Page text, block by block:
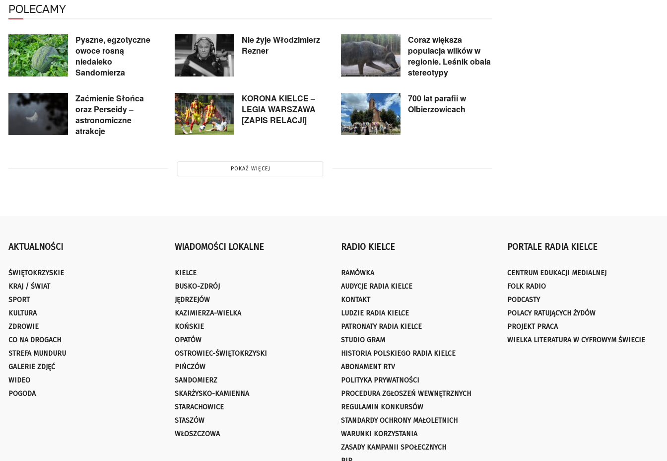
POLECAMY
Pyszne, egzotyczne
owoce rosną
niedaleko
Sandomierza
Nie żyje Włodzimierz
Rezner
Coraz większa
populacja wilków w
regionie. Leśnik obala
stereotypy
Zaćmienie Słońca
oraz Perseidy –
astronomiczne
atrakcje
KORONA KIELCE –
LEGIA WARSZAWA
[ZAPIS RELACJI]
700 lat parafii w
Olbierzowicach
POKAŻ WIĘCEJ
AKTUALNOŚCI
ŚWIĘTOKRZYSKIE
KRAJ / ŚWIAT
SPORT
KULTURA
ZDROWIE
CO NA DROGACH
STREFA MUNDURU
GALERIE ZDJĘĆ
WIDEO
POGODA
WIADOMOŚCI LOKALNE
KIELCE
BUSKO-ZDRÓJ
JĘDRZEJÓW
KAZIMIERZA-WIELKA
KOŃSKIE
OPATÓW
OSTROWIEC-ŚWIĘTOKRZYSKI
PIŃCZÓW
SANDOMIERZ
SKARŻYSKO-KAMIENNA
STARACHOWICE
STASZÓW
WŁOSZCZOWA
RADIO KIELCE
RAMÓWKA
AUDYCJE RADIA KIELCE
KONTAKT
LUDZIE RADIA KIELCE
PATRONATY RADIA KIELCE
STUDIO GRAM
HISTORIA POLSKIEGO RADIA KIELCE
ABONAMENT RTV
POLITYKA PRYWATNOŚCI
PROCEDURA ZGŁOSZEŃ WEWNĘTRZNYCH
REGULAMIN KONKURSÓW
STANDARDY OCHRONY MAŁOLETNICH
WARUNKI KORZYSTANIA
ZASADY KAMPANII SPOŁECZNYCH
PORTALE RADIA KIELCE
CENTRUM EDUKACJI MEDIALNEJ
FOLK RADIO
PODCASTY
POLACY RATUJĄCYCH ŻYDÓW
PROJEKT PRACA
WIELKA LITERATURA W CYFROWYM ŚWIECIE